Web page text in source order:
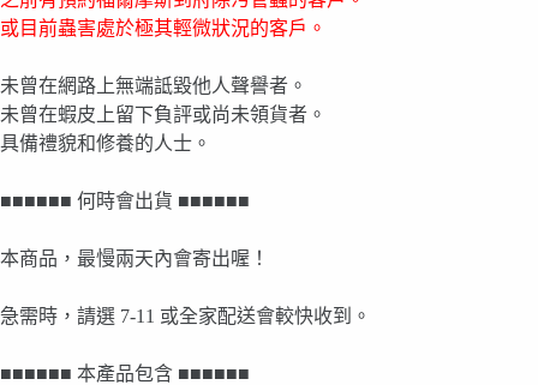
或目前蟲害處於極其輕微狀況的客戶。
未曾在網路上無端詆毀他人聲譽者。
未曾在蝦皮上留下負評或尚未領貨者。
具備禮貌和修養的人士。
■■■■■■ 何時會出貨 ■■■■■■
本商品，最慢兩天內會寄出喔！
急需時，請選 7-11 或全家配送會較快收到。
■■■■■■ 本產品包含 ■■■■■■